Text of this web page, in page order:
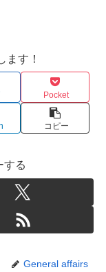
ます！
Pocket
コピー
する
General affairs